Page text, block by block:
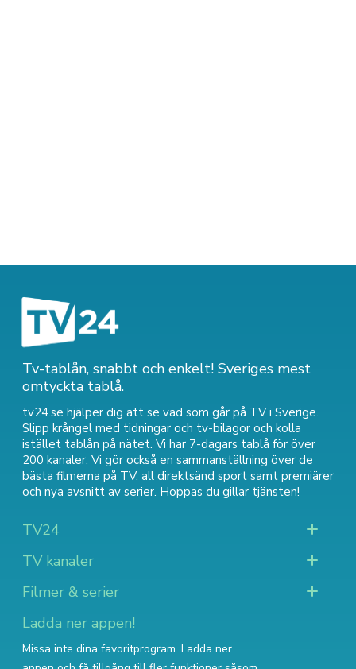
Tv-tablån, snabbt och enkelt! Sveriges mest
omtyckta tablå.
tv24.se hjälper dig att se vad som går på TV i Sverige.
Slipp krångel med tidningar och tv-bilagor och kolla
istället tablån på nätet. Vi har 7-dagars tablå för över
200 kanaler. Vi gör också en sammanställning över de
bästa filmerna på TV, all direktsänd sport samt premiärer
och nya avsnitt av serier. Hoppas du gillar tjänsten!
TV24
TV kanaler
Filmer & serier
Ladda ner appen!
Missa inte dina favoritprogram. Ladda ner